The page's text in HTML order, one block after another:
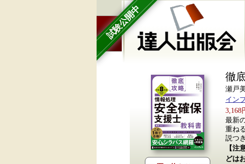
試験公開中
徹
瀬戸
イン
3,168
最新
重ね
説つ
【注
どは